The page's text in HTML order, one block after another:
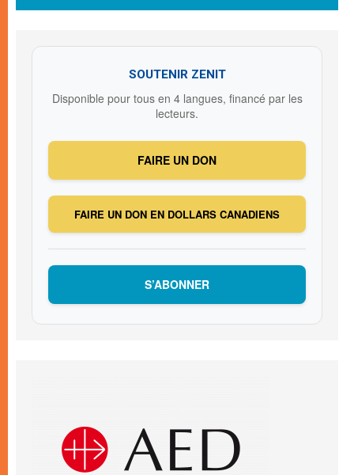
SOUTENIR ZENIT
Disponible pour tous en 4 langues, financé par les
lecteurs.
FAIRE UN DON
FAIRE UN DON EN DOLLARS CANADIENS
S’ABONNER